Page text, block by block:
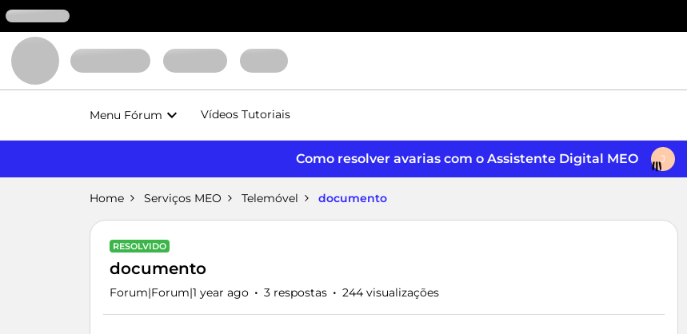
Menu Fórum Vídeos Tutoriais
Como resolver avarias com o Assistente Digital MEO J
Home Serviços MEO Telemóvel documento
RESOLVIDO
documento
Forum|Forum|1 year ago 3 respostas 244 visualizações